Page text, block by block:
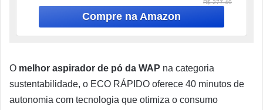
R$ 277.49
O melhor aspirador de pó da WAP na categoria
sustentabilidade, o ECO RÁPIDO oferece 40 minutos de
autonomia com tecnologia que otimiza o consumo